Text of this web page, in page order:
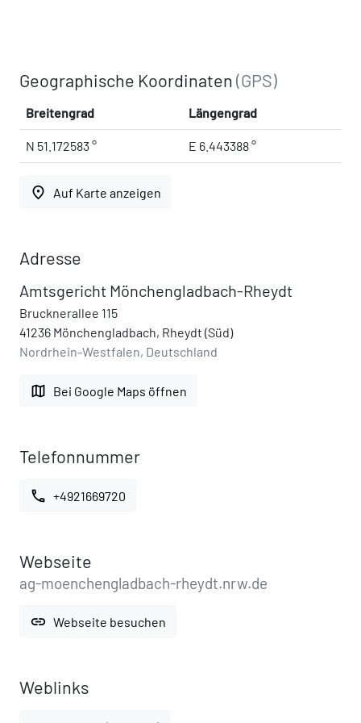
Geographische Koordinaten(GPS)
Breitengrad Längengrad
N 51.172583 ° E 6.443388 °
place Auf Karte anzeigen
Adresse
Amtsgericht Mönchengladbach-Rheydt
Brucknerallee 115
41236 Mönchengladbach, Rheydt (Süd)
Nordrhein-Westfalen, Deutschland
map Bei Google Maps öffnen
Telefonnummer
call +4921669720
Webseite
ag-moenchengladbach-rheydt.nrw.de
link Webseite besuchen
Weblinks